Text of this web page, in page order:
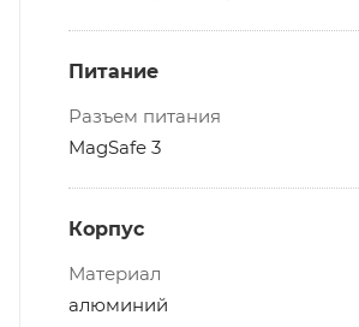
Питание
Разъем питания
MagSafe 3
Корпус
Материал
алюминий